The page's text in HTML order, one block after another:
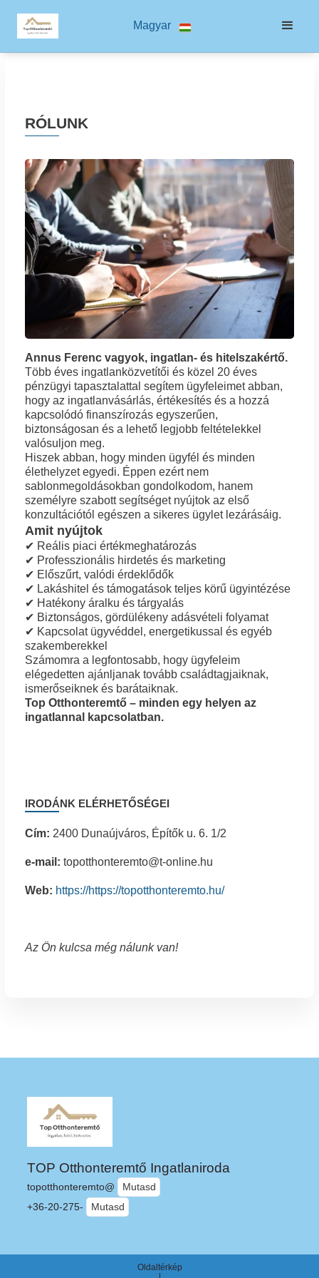
Magyar
RÓLUNK
Annus Ferenc vagyok, ingatlan- és hitelszakértő.
Több éves ingatlanközvetítői és közel 20 éves
pénzügyi tapasztalattal segítem ügyfeleimet abban,
hogy az ingatlanvásárlás, értékesítés és a hozzá
kapcsolódó finanszírozás egyszerűen,
biztonságosan és a lehető legjobb feltételekkel
valósuljon meg.
Hiszek abban, hogy minden ügyfél és minden
élethelyzet egyedi. Éppen ezért nem
sablonmegoldásokban gondolkodom, hanem
személyre szabott segítséget nyújtok az első
konzultációtól egészen a sikeres ügylet lezárásáig.
Amit nyújtok
✔ Reális piaci értékmeghatározás
✔ Professzionális hirdetés és marketing
✔ Előszűrt, valódi érdeklődők
✔ Lakáshitel és támogatások teljes körű ügyintézése
✔ Hatékony áralku és tárgyalás
✔ Biztonságos, gördülékeny adásvételi folyamat
✔ Kapcsolat ügyvéddel, energetikussal és egyéb
szakemberekkel
Számomra a legfontosabb, hogy ügyfeleim
elégedetten ajánljanak tovább családtagjaiknak,
ismerőseiknek és barátaiknak.
Top Otthonteremtő – minden egy helyen az
ingatlannal kapcsolatban.
IRODÁNK ELÉRHETŐSÉGEI
Cím: 2400 Dunaújváros, Építők u. 6. 1/2
e-mail: topotthonteremto@t-online.hu
Web: https://https://topotthonteremto.hu/
Az Ön kulcsa még nálunk van!
TOP Otthonteremtő Ingatlaniroda
topotthonteremto@
Mutasd
+36-20-275-
Mutasd
Oldaltérkép